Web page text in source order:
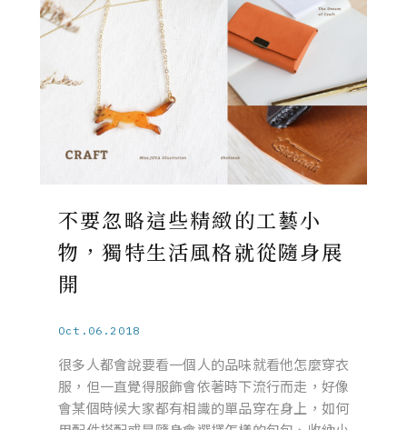
不要忽略這些精緻的工藝小
物，獨特生活風格就從隨身展
開
Oct.06.2018
很多人都會說要看一個人的品味就看他怎麼穿衣
服，但一直覺得服飾會依著時下流行而走，好像
會某個時候大家都有相識的單品穿在身上，如何